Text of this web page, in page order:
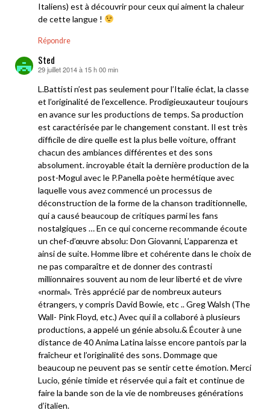
Italiens) est à découvrir pour ceux qui aiment la chaleur
de cette langue !
Répondre
Sted
dit :
29 juillet 2014 à 15 h 00 min
L.Battisti n’est pas seulement pour l’Italie éclat, la classe
et l’originalité de l’excellence. Prodigieuxauteur toujours
en avance sur les productions de temps. Sa production
est caractérisée par le changement constant. Il est très
difficile de dire quelle est la plus belle voiture, offrant
chacun des ambiances différentes et des sons
absolument. incroyable était la dernière production de la
post-Mogul avec le P.Panella poète hermétique avec
laquelle vous avez commencé un processus de
déconstruction de la forme de la chanson traditionnelle,
qui a causé beaucoup de critiques parmi les fans
nostalgiques … En ce qui concerne recommande écoute
un chef-d’œuvre absolu: Don Giovanni, L’apparenza et
ainsi de suite. Homme libre et cohérente dans le choix de
ne pas comparaître et de donner des contrasti
millionnaires souvent au nom de leur liberté et de vivre
«normal». Très apprécié par de nombreux auteurs
étrangers, y compris David Bowie, etc .. Greg Walsh (The
Wall- Pink Floyd, etc.) Avec qui il a collaboré à plusieurs
productions, a appelé un génie absolu.& Écouter à une
distance de 40 Anima Latina laisse encore pantois par la
fraîcheur et l’originalité des sons. Dommage que
beaucoup ne peuvent pas se sentir cette émotion. Merci
Lucio, génie timide et réservée qui a fait et continue de
faire la bande son de la vie de nombreuses générations
d’italien.